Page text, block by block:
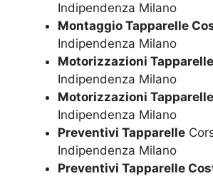
Indipendenza Milano
Montaggio Tapparelle
Indipendenza Milano
Motorizzazioni Tapparelle
Indipendenza Milano
Motorizzazioni
Indipendenza Milano
Preventivi Tapparelle
Indipendenza Milano
Preventivi Tapparelle